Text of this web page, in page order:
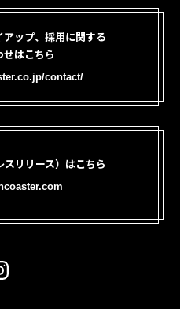
アップ、採用に関する
せはこちら
contact/
リリース）はこちら